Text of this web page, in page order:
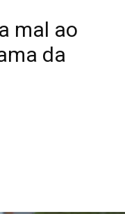
mal ao
da